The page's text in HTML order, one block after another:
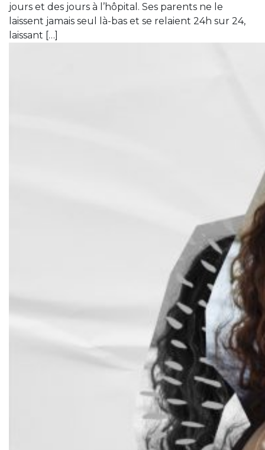
jours et des jours à l’hôpital. Ses parents ne le
laissent jamais seul là-bas et se relaient 24h sur 24,
laissant […]